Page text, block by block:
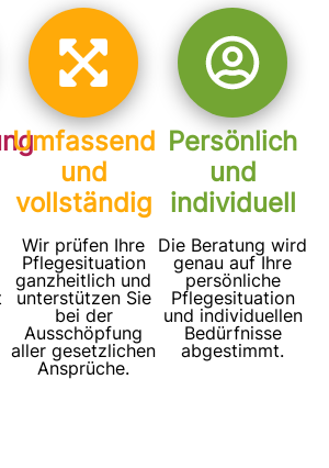
Umfassend
und
vollständig
Wir prüfen Ihre
Pflegesituation
ganzheitlich und
unterstützen Sie
bei der
Ausschöpfung
aller gesetzlichen
Ansprüche.
Persönlich
und
individuell
Die Beratung wird
genau auf Ihre
persönliche
Pflegesituation
und individuellen
Bedürfnisse
abgestimmt.